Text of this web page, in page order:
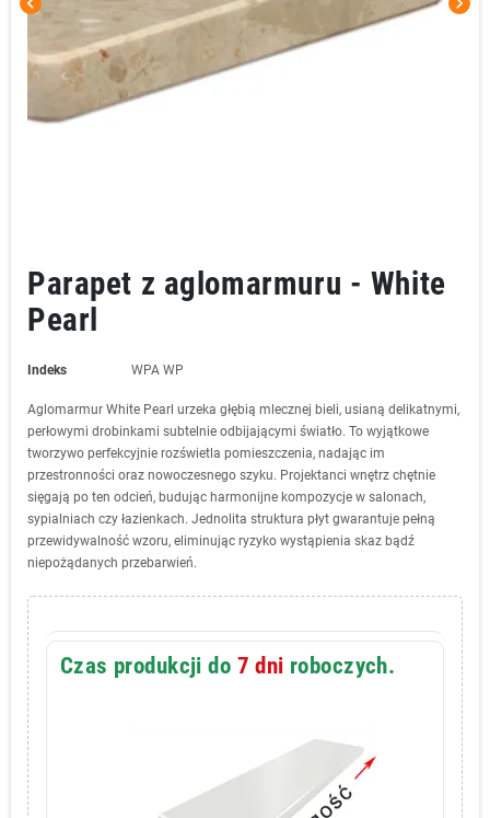
Parapet z aglomarmuru - White
Pearl
Indeks WPA WP
Aglomarmur White Pearl urzeka głębią mlecznej bieli, usianą delikatnymi,
perłowymi drobinkami subtelnie odbijającymi światło. To wyjątkowe
tworzywo perfekcyjnie rozświetla pomieszczenia, nadając im
przestronności oraz nowoczesnego szyku. Projektanci wnętrz chętnie
sięgają po ten odcień, budując harmonijne kompozycje w salonach,
sypialniach czy łazienkach. Jednolita struktura płyt gwarantuje pełną
przewidywalność wzoru, eliminując ryzyko wystąpienia skaz bądź
niepożądanych przebarwień.
Czas produkcji do 7 dni roboczych.